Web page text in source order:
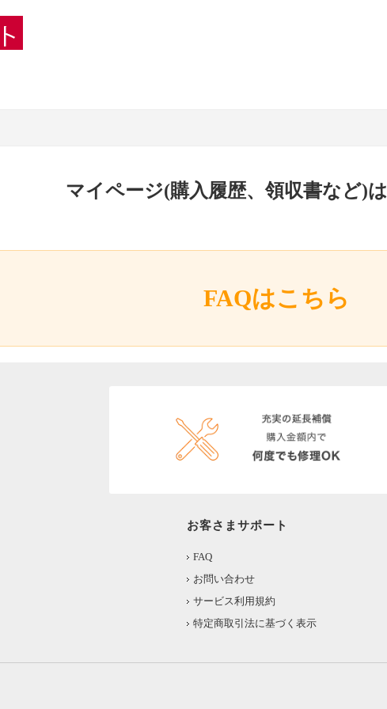
マイページ(購入履歴、領収書など)は
FAQはこちら
お客さまサポート
FAQ
お問い合わせ
サービス利用規約
特定商取引法に基づく表示